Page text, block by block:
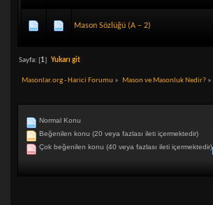
Mason Sözlüğü (A – 2)
Sayfa: [1] Yukarı git
Masonlar.org - Harici Forumu » Mason ve Masonluk Nedir? »
Normal Konu
Beğenilen konu (20 veya fazlası ileti içermektedir)
Çok beğenilen konu (40 veya fazlası ileti içermektedir)